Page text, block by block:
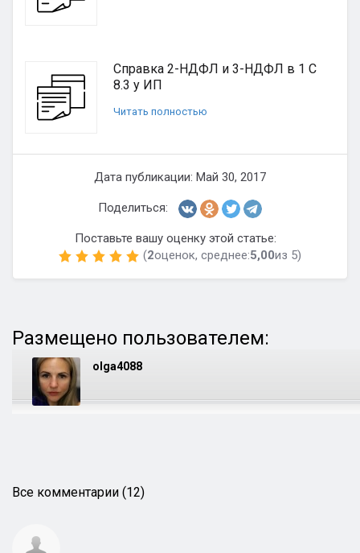
Справка 2-НДФЛ и 3-НДФЛ в 1 С
8.3 у ИП
Читать полностью
Дата публикации: Май 30, 2017
Поделиться:
Поставьте вашу оценку этой статье:
(2оценок, среднее:5,00из 5)
Размещено пользователем:
olga4088
Все комментарии (12)